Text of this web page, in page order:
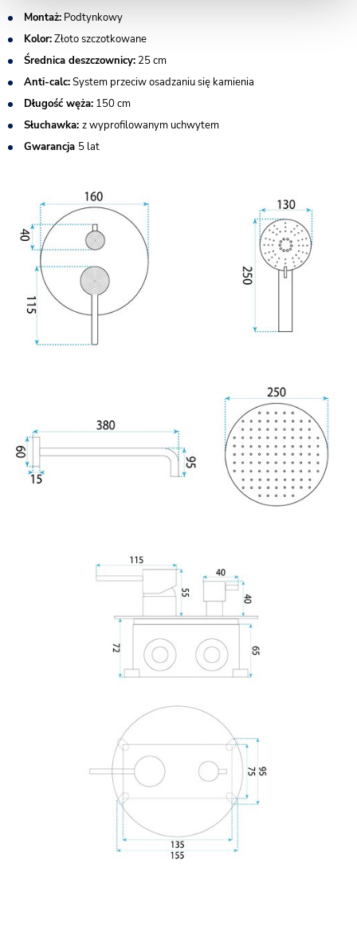
Montaż: Podtynkowy
Kolor:Złoto szczotkowane
Średnica deszczownicy: 25 cm
Anti-calc:System przeciw osadzaniu się kamienia
Długość węża: 150 cm
Słuchawka: z wyprofilowanym uchwytem
Gwarancja 5 lat